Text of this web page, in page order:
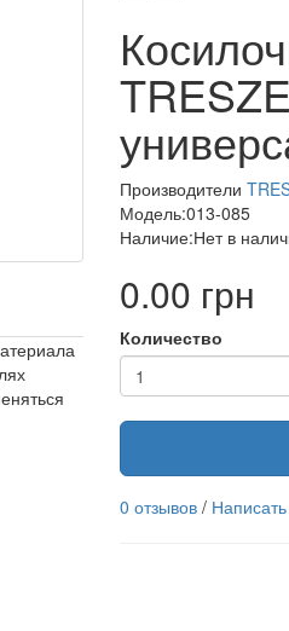
Производители
Модель:013-085
Наличие:Нет в
0.00 грн
Количество
0 отзывов /